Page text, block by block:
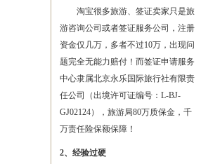
淘宝很多旅游、签证卖家只是旅
游咨询公司或者签证服务公司，注册
资金仅几万，多者不过10万，出现问
题完全无能力赔付！而签证申请服务
中心隶属北京永乐国际旅行社有限责
任公司（出境许可证编号：L-BJ-
GJ02124），旅游局80万质保金，千
万责任险保额保障！
2、经验过硬